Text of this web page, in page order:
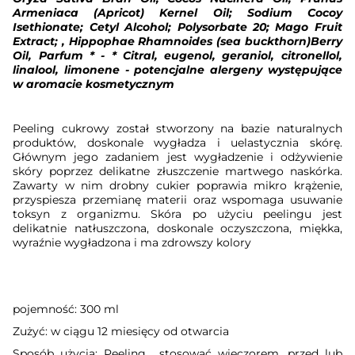
Armeniaca (Apricot) Kernel Oil; Sodium Cocoy
Isethionate; Cetyl Alcohol; Polysorbate 20; Mago Fruit
Extract; , Hippophae Rhamnoides (sea buckthorn)Berry
Oil, Parfum * - * Citral, eugenol, geraniol, citronellol,
linalool, limonene - potencjalne alergeny występujące
w aromacie kosmetycznym
Peeling cukrowy został stworzony na bazie naturalnych
produktów, doskonale wygładza i uelastycznia skórę.
Głównym jego zadaniem jest wygładzenie i odżywienie
skóry poprzez delikatne złuszczenie martwego naskórka.
Zawarty w nim drobny cukier poprawia mikro krążenie,
przyspiesza przemianę materii oraz wspomaga usuwanie
toksyn z organizmu. Skóra po użyciu peelingu jest
delikatnie natłuszczona, doskonale oczyszczona, miękka,
wyraźnie wygładzona i ma zdrowszy kolory
pojemność: 300 ml
Zużyć: w ciągu 12 miesięcy od otwarcia